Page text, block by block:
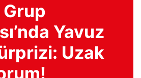
Yavuz
Uzak